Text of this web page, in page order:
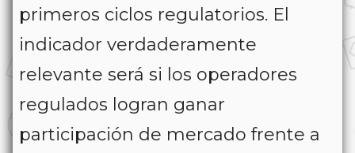
primeros ciclos regulatorios. El
indicador verdaderamente
relevante será si los operadores
regulados logran ganar
participación de mercado frente a